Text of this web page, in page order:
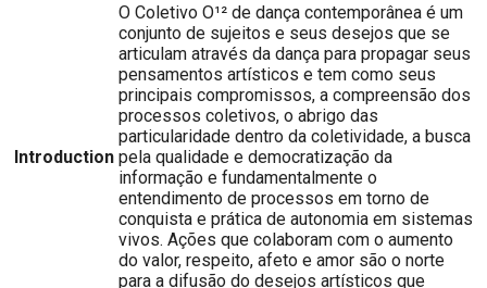
Introduction
O Coletivo O¹² de dança contemporânea é um
conjunto de sujeitos e seus desejos que se
articulam através da dança para propagar seus
pensamentos artísticos e tem como seus
principais compromissos, a compreensão dos
processos coletivos, o abrigo das
particularidade dentro da coletividade, a busca
pela qualidade e democratização da
informação e fundamentalmente o
entendimento de processos em torno de
conquista e prática de autonomia em sistemas
vivos. Ações que colaboram com o aumento
do valor, respeito, afeto e amor são o norte
para a difusão do desejos artísticos que